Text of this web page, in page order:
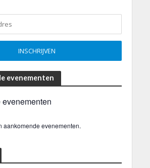
evenementen
aankomende evenementen.